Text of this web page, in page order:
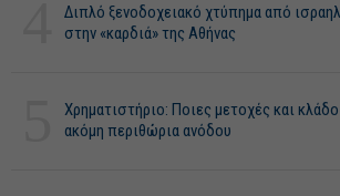
Διπλό ξενοδοχειακό χτύπημα από
στην «καρδιά» της Αθήνας
Χρηματιστήριο: Ποιες μετοχές και
ακόμη περιθώρια ανόδου